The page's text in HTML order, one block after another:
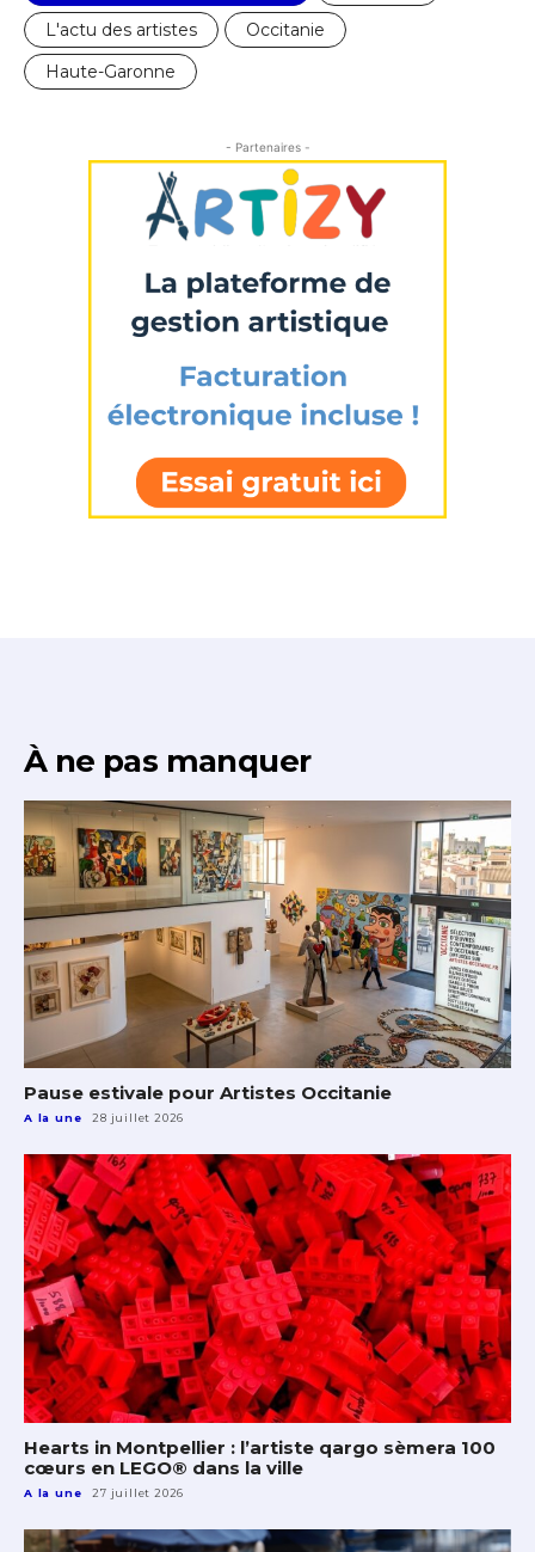
L'actu des artistes
Occitanie
Haute-Garonne
- Partenaires -
À ne pas manquer
Pause estivale pour Artistes Occitanie
A la une 28 juillet 2026
Hearts in Montpellier : l’artiste qargo sèmera 100
cœurs en LEGO® dans la ville
A la une 27 juillet 2026